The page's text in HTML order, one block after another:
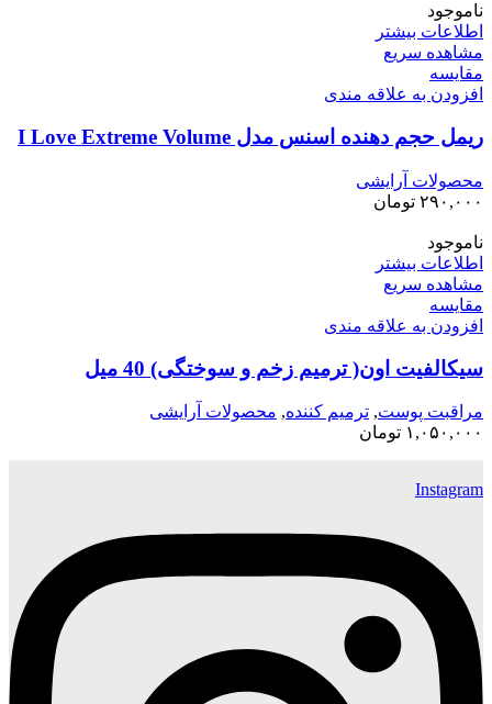
ناموجود
اطلاعات بیشتر
مشاهده سریع
مقایسه
افزودن به علاقه مندی
ریمل حجم دهنده اسنس مدل I Love Extreme Volume
محصولات آرایشی
۲۹۰,۰۰۰ تومان
ناموجود
اطلاعات بیشتر
مشاهده سریع
مقایسه
افزودن به علاقه مندی
سیکالفیت اون( ترمیم زخم و سوختگی) 40 میل
مراقبت پوست, ترمیم کننده, محصولات آرایشی
۱,۰۵۰,۰۰۰ تومان
Instagram